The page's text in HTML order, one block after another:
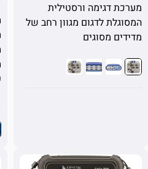
ורסטילית
לדגום מגוון רחב של
מסוגים
קבוע